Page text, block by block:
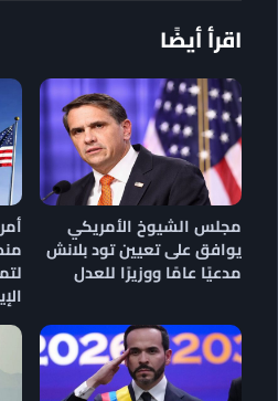
اقرأ أيضًا
مجلس الشيوخ الأمريكي
يوافق على تعيين تود بلانش
مدعيًا عامًا ووزيرًا للعدل